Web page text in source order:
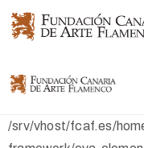
Principal
Mapas
/srv/vhost/fcaf.es/
Principal
Colección